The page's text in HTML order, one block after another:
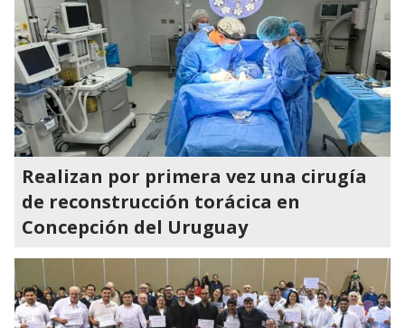
Realizan por primera vez una cirugía
de reconstrucción torácica en
Concepción del Uruguay